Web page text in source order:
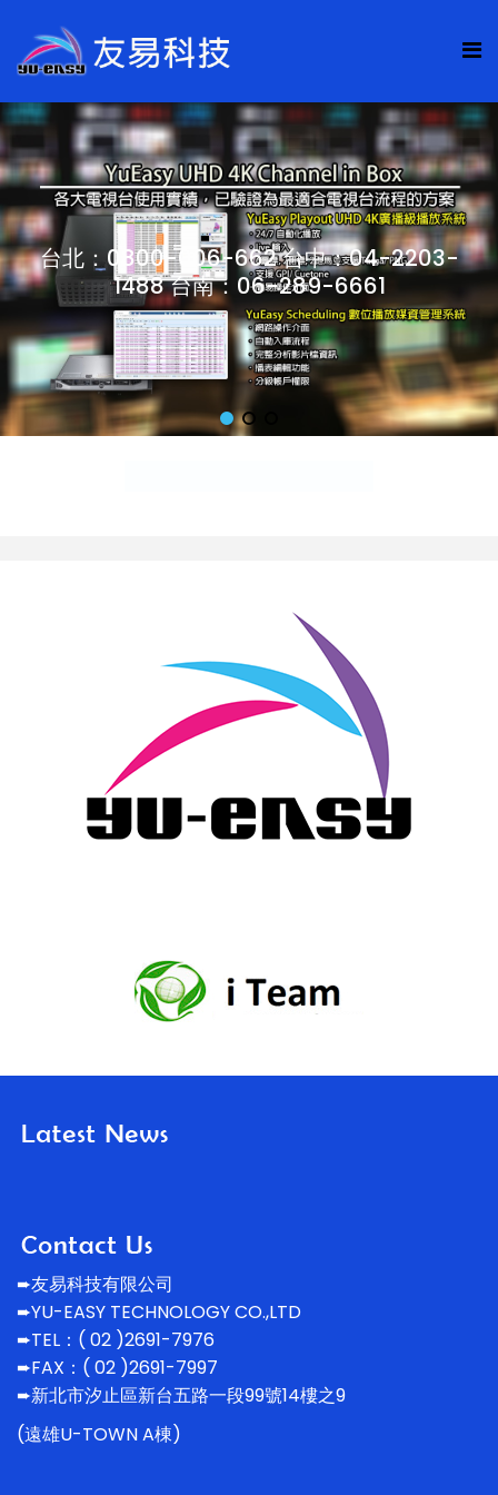
台北：0800-006-662 台中：04-2203-
1488 台南：06-289-6661
➨友易科技有限公司
➨YU-EASY TECHNOLOGY CO.,LTD
➨TEL：( 02 )2691-7976
➨FAX：( 02 )2691-7997
➨新北市汐止區新台五路一段99號14樓之9
(遠雄U-TOWN A棟)